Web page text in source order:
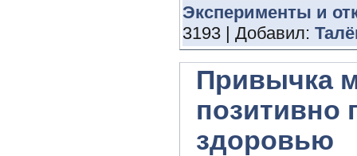
Эксперименты и
3193 | Добавил:
Привычка
позитивно
здоровью